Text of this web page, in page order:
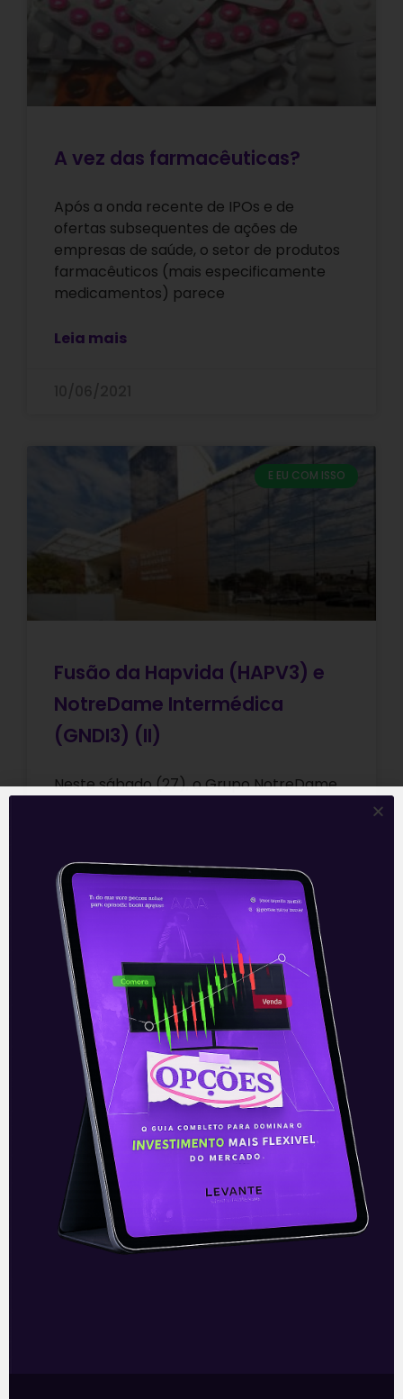
A vez das farmacêuticas?
Após a onda recente de IPOs e de
ofertas subsequentes de ações de
empresas de saúde, o setor de produtos
farmacêuticos (mais especificamente
medicamentos) parece
Leia mais
E EU COM ISSO
Fusão da Hapvida (HAPV3) e
NotreDame Intermédica
(GNDI3) (II)
Neste sábado (27), o Grupo NotreDame
criando
Leia mais
01/03/2021
E EU COM ISSO
Hypera (HYPE3): Resultado do